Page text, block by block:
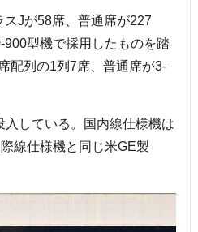
Jが58席、普通席が227
型機で採用したものを踏
配列の1列7席、普通席が3-
している。国内線仕様機は
線仕様機と同じ米GE製